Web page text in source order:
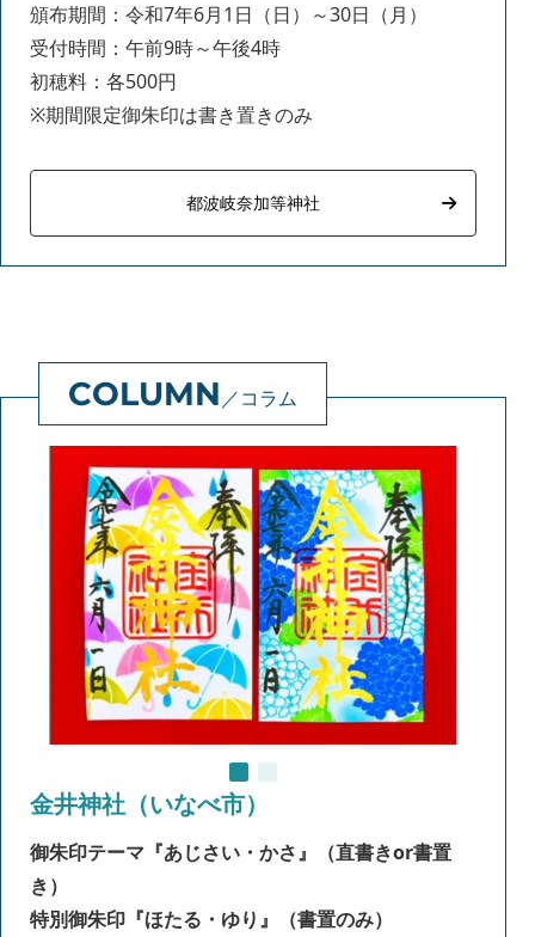
頒布期間：令和7年6月1日（日）～30日（月）
受付時間：午前9時～午後4時
初穂料：各500円
※期間限定御朱印は書き置きのみ
都波岐奈加等神社
コラム
金井神社（いなべ市）
御朱印テーマ 『あじさい ・かさ』
（直書きor書置
き）
特別御朱印『ほたる・ゆり』（書置のみ）